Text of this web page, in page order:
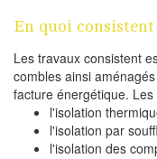
En quoi
Les travaux consistent
combles ainsi
facture énergétique.
l'isolation
l'isolation par
l'isolation des